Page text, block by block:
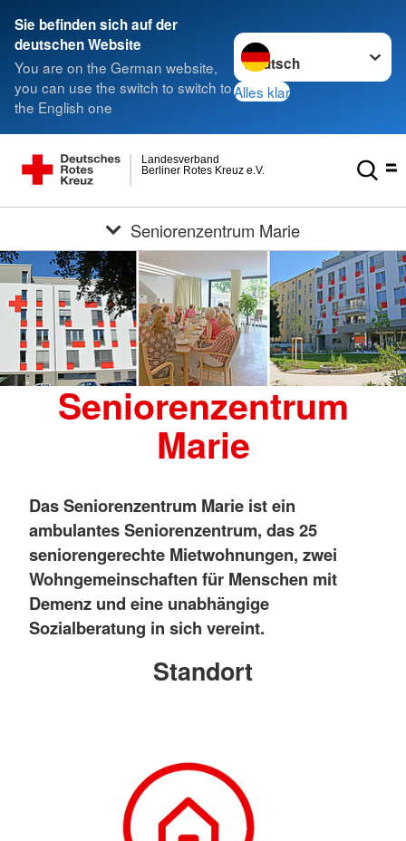
Sie befinden sich auf der
deutschen Website
You are on the German website,
you can use the switch to switch to
the English one
Sprache wechseln zu
Alles klar
Berliner Rotes Kreuz e.V.
Landesverband
Seniorenzentrum Marie
Seniorenzentrum
Marie
Das Seniorenzentrum Marie ist ein
ambulantes Seniorenzentrum, das 25
seniorengerechte Mietwohnungen, zwei
Wohngemeinschaften für Menschen mit
Demenz und eine unabhängige
Sozialberatung in sich vereint.
Standort